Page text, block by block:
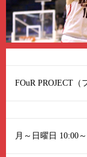
FOuR PROJECT（
月～日曜日 10:00